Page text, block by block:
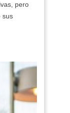
pero
sus